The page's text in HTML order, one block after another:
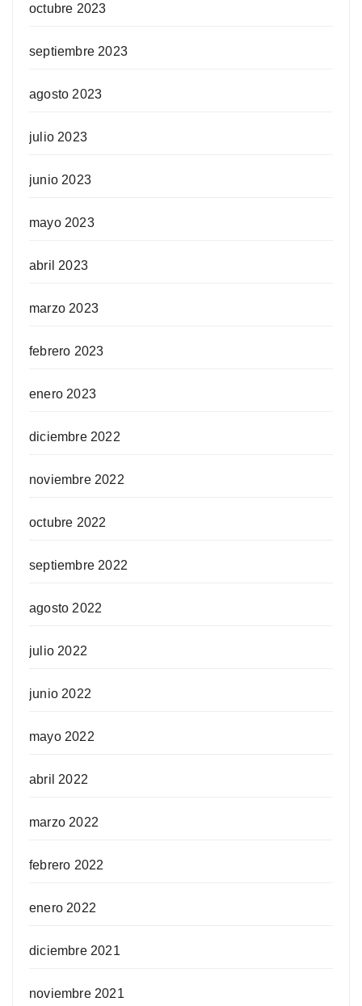
octubre 2023
septiembre 2023
agosto 2023
julio 2023
junio 2023
mayo 2023
abril 2023
marzo 2023
febrero 2023
enero 2023
diciembre 2022
noviembre 2022
octubre 2022
septiembre 2022
agosto 2022
julio 2022
junio 2022
mayo 2022
abril 2022
marzo 2022
febrero 2022
enero 2022
diciembre 2021
noviembre 2021